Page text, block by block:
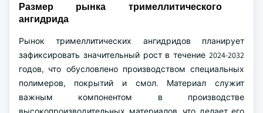
Размер рынка тримеллитического
ангидрида
Рынок тримеллитических ангидридов планирует
зафиксировать значительный рост в течение 2024-2032
годов, что обусловлено производством специальных
полимеров, покрытий и смол. Материал служит
важным компонентом в производстве